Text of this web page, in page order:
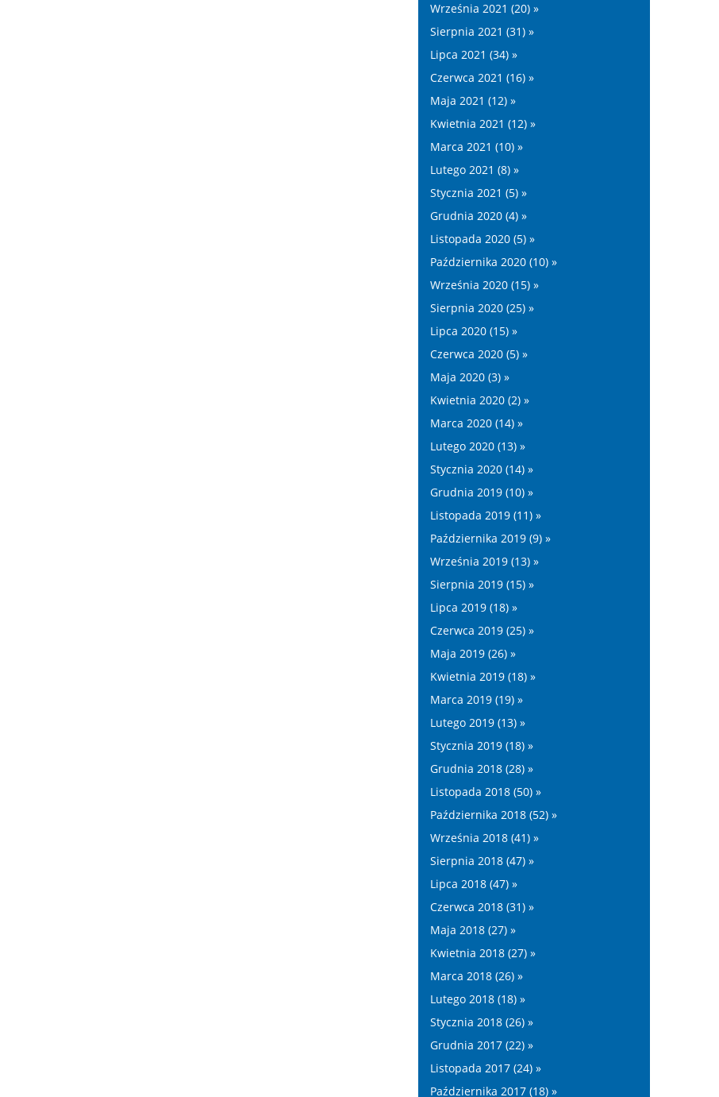
Września 2021 (20) »
Sierpnia 2021 (31) »
Lipca 2021 (34) »
Czerwca 2021 (16) »
Maja 2021 (12) »
Kwietnia 2021 (12) »
Marca 2021 (10) »
Lutego 2021 (8) »
Stycznia 2021 (5) »
Grudnia 2020 (4) »
Listopada 2020 (5) »
Października 2020 (10) »
Września 2020 (15) »
Sierpnia 2020 (25) »
Lipca 2020 (15) »
Czerwca 2020 (5) »
Maja 2020 (3) »
Kwietnia 2020 (2) »
Marca 2020 (14) »
Lutego 2020 (13) »
Stycznia 2020 (14) »
Grudnia 2019 (10) »
Listopada 2019 (11) »
Października 2019 (9) »
Września 2019 (13) »
Sierpnia 2019 (15) »
Lipca 2019 (18) »
Czerwca 2019 (25) »
Maja 2019 (26) »
Kwietnia 2019 (18) »
Marca 2019 (19) »
Lutego 2019 (13) »
Stycznia 2019 (18) »
Grudnia 2018 (28) »
Listopada 2018 (50) »
Października 2018 (52) »
Września 2018 (41) »
Sierpnia 2018 (47) »
Lipca 2018 (47) »
Czerwca 2018 (31) »
Maja 2018 (27) »
Kwietnia 2018 (27) »
Marca 2018 (26) »
Lutego 2018 (18) »
Stycznia 2018 (26) »
Grudnia 2017 (22) »
Listopada 2017 (24) »
Października 2017 (18) »